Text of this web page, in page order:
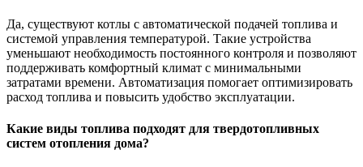
Да, существуют котлы с автоматической подачей топлива и
системой управления температурой. Такие устройства
уменьшают необходимость постоянного контроля и позволяют
поддерживать комфортный климат с минимальными
затратами времени. Автоматизация помогает оптимизировать
расход топлива и повысить удобство эксплуатации.
Какие виды топлива подходят для твердотопливных
систем отопления дома?